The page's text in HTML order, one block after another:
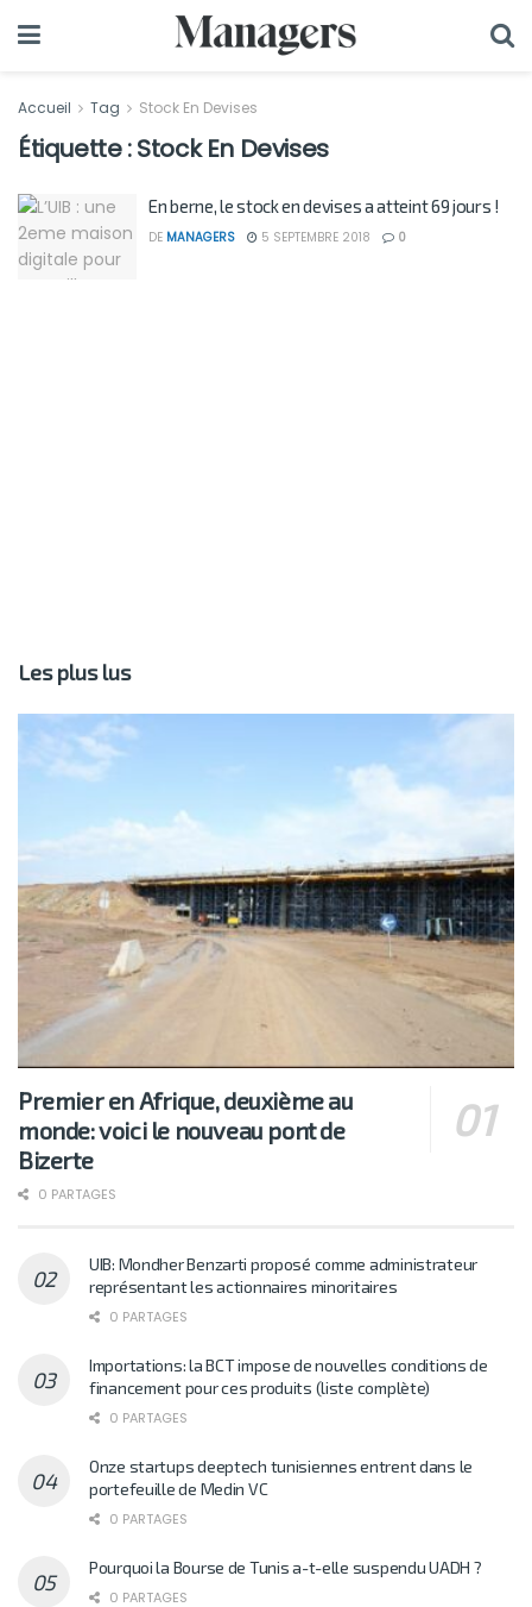
Accueil Tag Stock En Devises
Étiquette :Stock En Devises
En berne, le stock en devises a atteint 69 jours !
DE MANAGERS 5 SEPTEMBRE 2018 0
Les plus lus
Premier en Afrique, deuxième au
monde: voici le nouveau pont de
Bizerte
0 PARTAGES
UIB: Mondher Benzarti proposé comme administrateur
représentant les actionnaires minoritaires
0 PARTAGES
Importations: la BCT impose de nouvelles conditions de
financement pour ces produits (liste complète)
0 PARTAGES
Onze startups deeptech tunisiennes entrent dans le
portefeuille de Medin VC
0 PARTAGES
Pourquoi la Bourse de Tunis a-t-elle suspendu UADH ?
0 PARTAGES